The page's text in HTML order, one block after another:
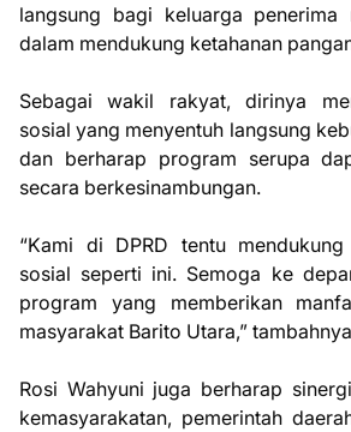
langsung bagi keluarga penerima
dalam mendukung ketahanan
Sebagai wakil rakyat, dirinya
sosial yang menyentuh langsung
dan berharap program serupa
secara berkesinambungan.
“Kami di DPRD tentu
sosial seperti ini. Semoga ke
program yang memberikan
masyarakat Barito Utara,”
Rosi Wahyuni juga berharap
kemasyarakatan, pemerintah